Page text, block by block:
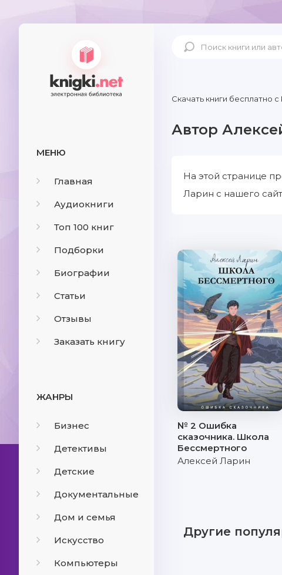
МЕНЮ
Главная
Аудиокниги
Топ 100 книг
Подборки
Биографии
Статьи
Отзывы
Заказать книгу
ЖАНРЫ
Бизнес
Детективы
Детские
Документальные
Дом и семья
Искусство
Компьютеры
Скачать книги бесплатно c
Автор
На этой странице
Ларин с нашего
№ 2 Ошибка
сказочника. Школа
Бессмертного
Алексей Ларин
Другие